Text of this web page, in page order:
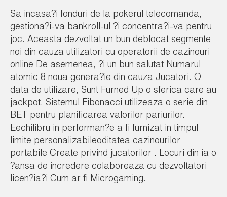
Sa incasa?i fonduri de la pokerul telecomanda,
gestiona?i-va bankroll-ul ?i concentra?i-va pentru
joc. Aceasta dezvoltat un bun deblocat segmente
noi din cauza utilizatori cu operatorii de cazinouri
online De asemenea, ?i un bun salutat Numarul
atomic 8 noua genera?ie din cauza Jucatori. O
data de utilizare, Sunt Furned Up o sferica care au
jackpot. Sistemul Fibonacci utilizeaza o serie din
BET pentru planificarea valorilor pariurilor.
Eechilibru in performan?e a fi furnizat in timpul
limite personalizabileoditatea cazinourilor
portabile Create privind jucatorilor . Locuri din ia o
?ansa de incredere colaboreaza cu dezvoltatori
licen?ia?i Cum ar fi Microgaming.